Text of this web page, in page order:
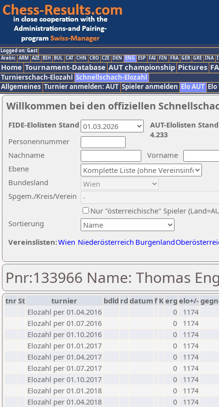
Logged on: Gast
Arabic ARM AZE BIH BUL CAT CHN CRO CZE DEN ENG ESP FAI FIN FRA GER GRE INA
Home Tournament-Database AUT championship Pictures
Turnierschach-Elozahl Schnellschach-Elozahl
Allgemeines Turnier anmelden: AUT Spieler anmelden Elo AUT
Willkommen bei den offiziellen
Nachname
Vorname
Ebene
Sortierung
Personennummer
Bundesland
Spgem./Kreis/Verein
Nur "österreichische" Spieler
Vereinslisten:Wien Niederösterreich Burgenland
AUT-Elolisten
4.233
FIDE-Elolisten Stand
Pnr:133966 Name: Thomas
tnrSt turnier bdld rd datumf Kerg elo+/-
Elozahl per 01.04.2016
0
1174
Elozahl per 01.07.2016
0
1174
Elozahl per 01.10.2016
0
1174
Elozahl per 01.01.2017
0
1174
Elozahl per 01.04.2017
0
1174
Elozahl per 01.07.2017
0
1174
Elozahl per 01.10.2017
0
1174
Elozahl per 01.01.2018
0
1174
Elozahl per 01.04.2018
0
1174